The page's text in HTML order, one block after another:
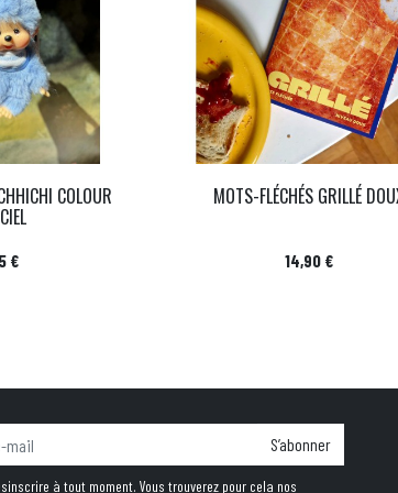
COLOUR
€
MOTS-FLÉCHÉS GRILLÉ
Prix
14,90 €
S’abonner
à tout moment. Vous trouverez pour cela nos